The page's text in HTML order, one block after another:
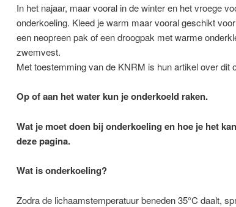
In het najaar, maar vooral in de winter en het vroege
onderkoeling. Kleed je warm maar vooral geschikt
een neopreen pak of een droogpak met warme
zwemvest.
Met toestemming van de KNRM is hun artikel over dit
Op of aan het water kun je onderkoeld raken.
Wat je moet doen bij onderkoeling en hoe je het
deze pagina.
Wat is onderkoeling?
Zodra de lichaamstemperatuur beneden 35°C daalt,